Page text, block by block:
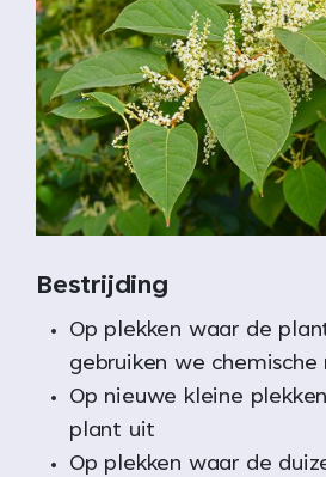
Bestrijding
Op plekken waar de
gebruiken we chemische
Op nieuwe kleine
plant uit
Op plekken waar de